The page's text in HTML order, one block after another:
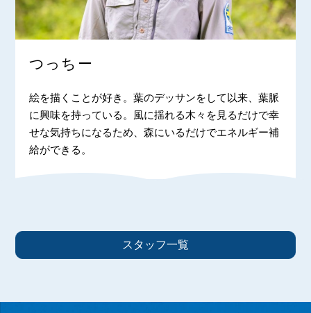
つっちー
絵を描くことが好き。葉のデッサンをして以来、葉脈
に興味を持っている。風に揺れる木々を見るだけで幸
せな気持ちになるため、森にいるだけでエネルギー補
給ができる。
スタッフ一覧